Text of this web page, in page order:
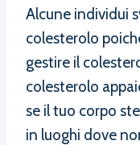
Alcune individui
colesterolo
gestire il
colesterolo
se il tuo corpo
in luoghi dove